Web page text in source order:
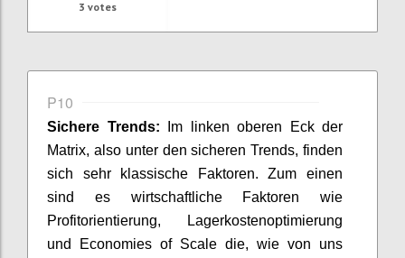
3 votes
P10
Sichere Trends: Im linken oberen Eck der
Matrix, also unter den sicheren Trends, finden
sich sehr klassische Faktoren. Zumeinen
sind eswirtschaftliche Faktoren
wie
Profitorientierung, Lagerkostenoptimierung
und
Economies of Scale die, wie von uns